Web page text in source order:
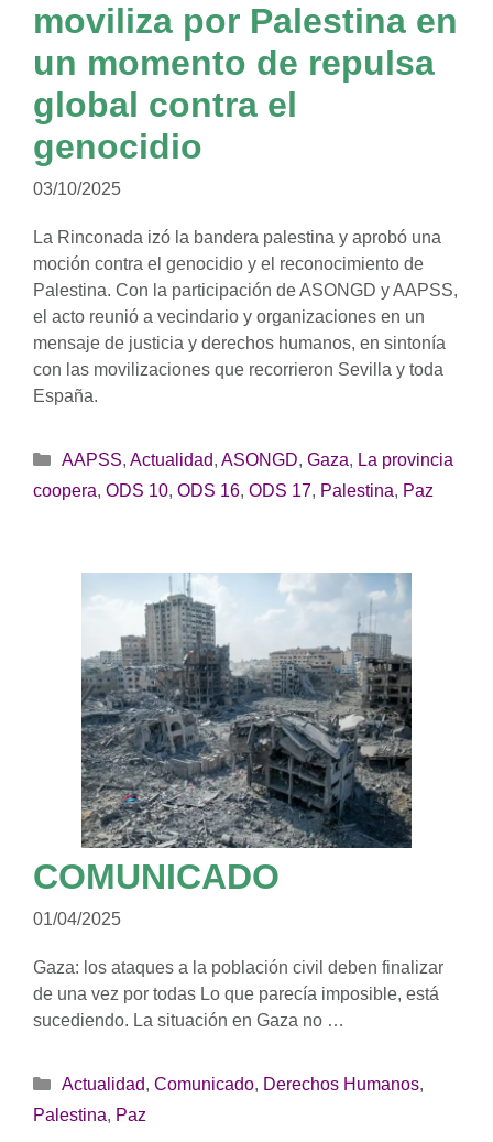
moviliza por Palestina en
un momento de repulsa
global contra el
genocidio
03/10/2025
La Rinconada izó la bandera palestina y aprobó una
moción contra el genocidio y el reconocimiento de
Palestina. Con la participación de ASONGD y AAPSS,
el acto reunió a vecindario y organizaciones en un
mensaje de justicia y derechos humanos, en sintonía
con las movilizaciones que recorrieron Sevilla y toda
España.
Categorías
AAPSS, Actualidad, ASONGD, Gaza, La provincia
coopera, ODS 10, ODS 16, ODS 17, Palestina, Paz
COMUNICADO
01/04/2025
Gaza: los ataques a la población civil deben finalizar
de una vez por todas Lo que parecía imposible, está
sucediendo. La situación en Gaza no …
Categorías
Actualidad, Comunicado, Derechos Humanos,
Palestina, Paz